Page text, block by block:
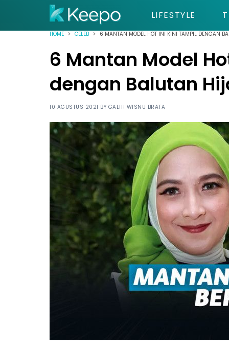
LIFESTYLE
HOME CELEB 6 MANTAN MODEL HOT INI KINI TAMPIL DENGAN
6 Mantan Model
dengan Balutan
10 AGUSTUS 2021 BY GALIH WISNU BRATA